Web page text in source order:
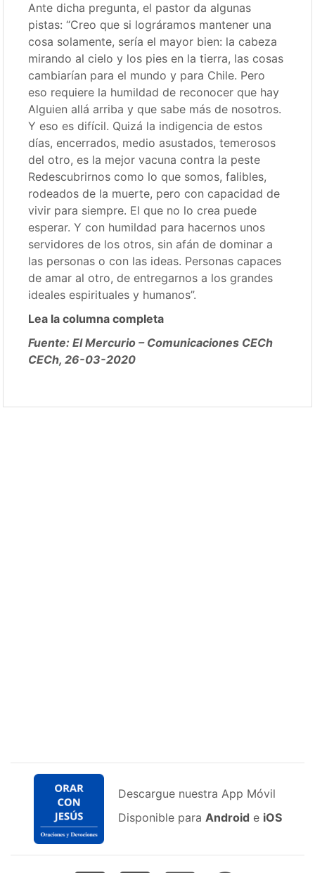
Ante dicha pregunta, el pastor da algunas
pistas: “Creo que si lográramos mantener una
cosa solamente, sería el mayor bien: la cabeza
mirando al cielo y los pies en la tierra, las cosas
cambiarían para el mundo y para Chile. Pero
eso requiere la humildad de reconocer que hay
Alguien allá arriba y que sabe más de nosotros.
Y eso es difícil. Quizá la indigencia de estos
días, encerrados, medio asustados, temerosos
del otro, es la mejor vacuna contra la peste
Redescubrirnos como lo que somos, falibles,
rodeados de la muerte, pero con capacidad de
vivir para siempre. El que no lo crea puede
esperar. Y con humildad para hacernos unos
servidores de los otros, sin afán de dominar a
las personas o con las ideas. Personas capaces
de amar al otro, de entregarnos a los grandes
ideales espirituales y humanos”.
Lea la columna completa
Fuente: El Mercurio – Comunicaciones CECh
CECh, 26-03-2020
Descargue nuestra App Móvil
Disponible para Android e iOS